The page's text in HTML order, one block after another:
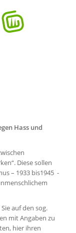
Hass und
Diese sollen
– 1933 bis1945 -
auf den sog.
mit Angaben zu
hier ihren